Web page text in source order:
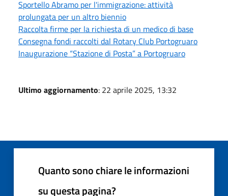
Sportello Abramo per l'immigrazione: attività
prolungata per un altro biennio
Raccolta firme per la richiesta di un medico di base
Consegna fondi raccolti dal Rotary Club Portogruaro
Inaugurazione “Stazione di Posta” a Portogruaro
Ultimo aggiornamento: 22 aprile 2025, 13:32
Quanto sono chiare le informazioni
su questa pagina?